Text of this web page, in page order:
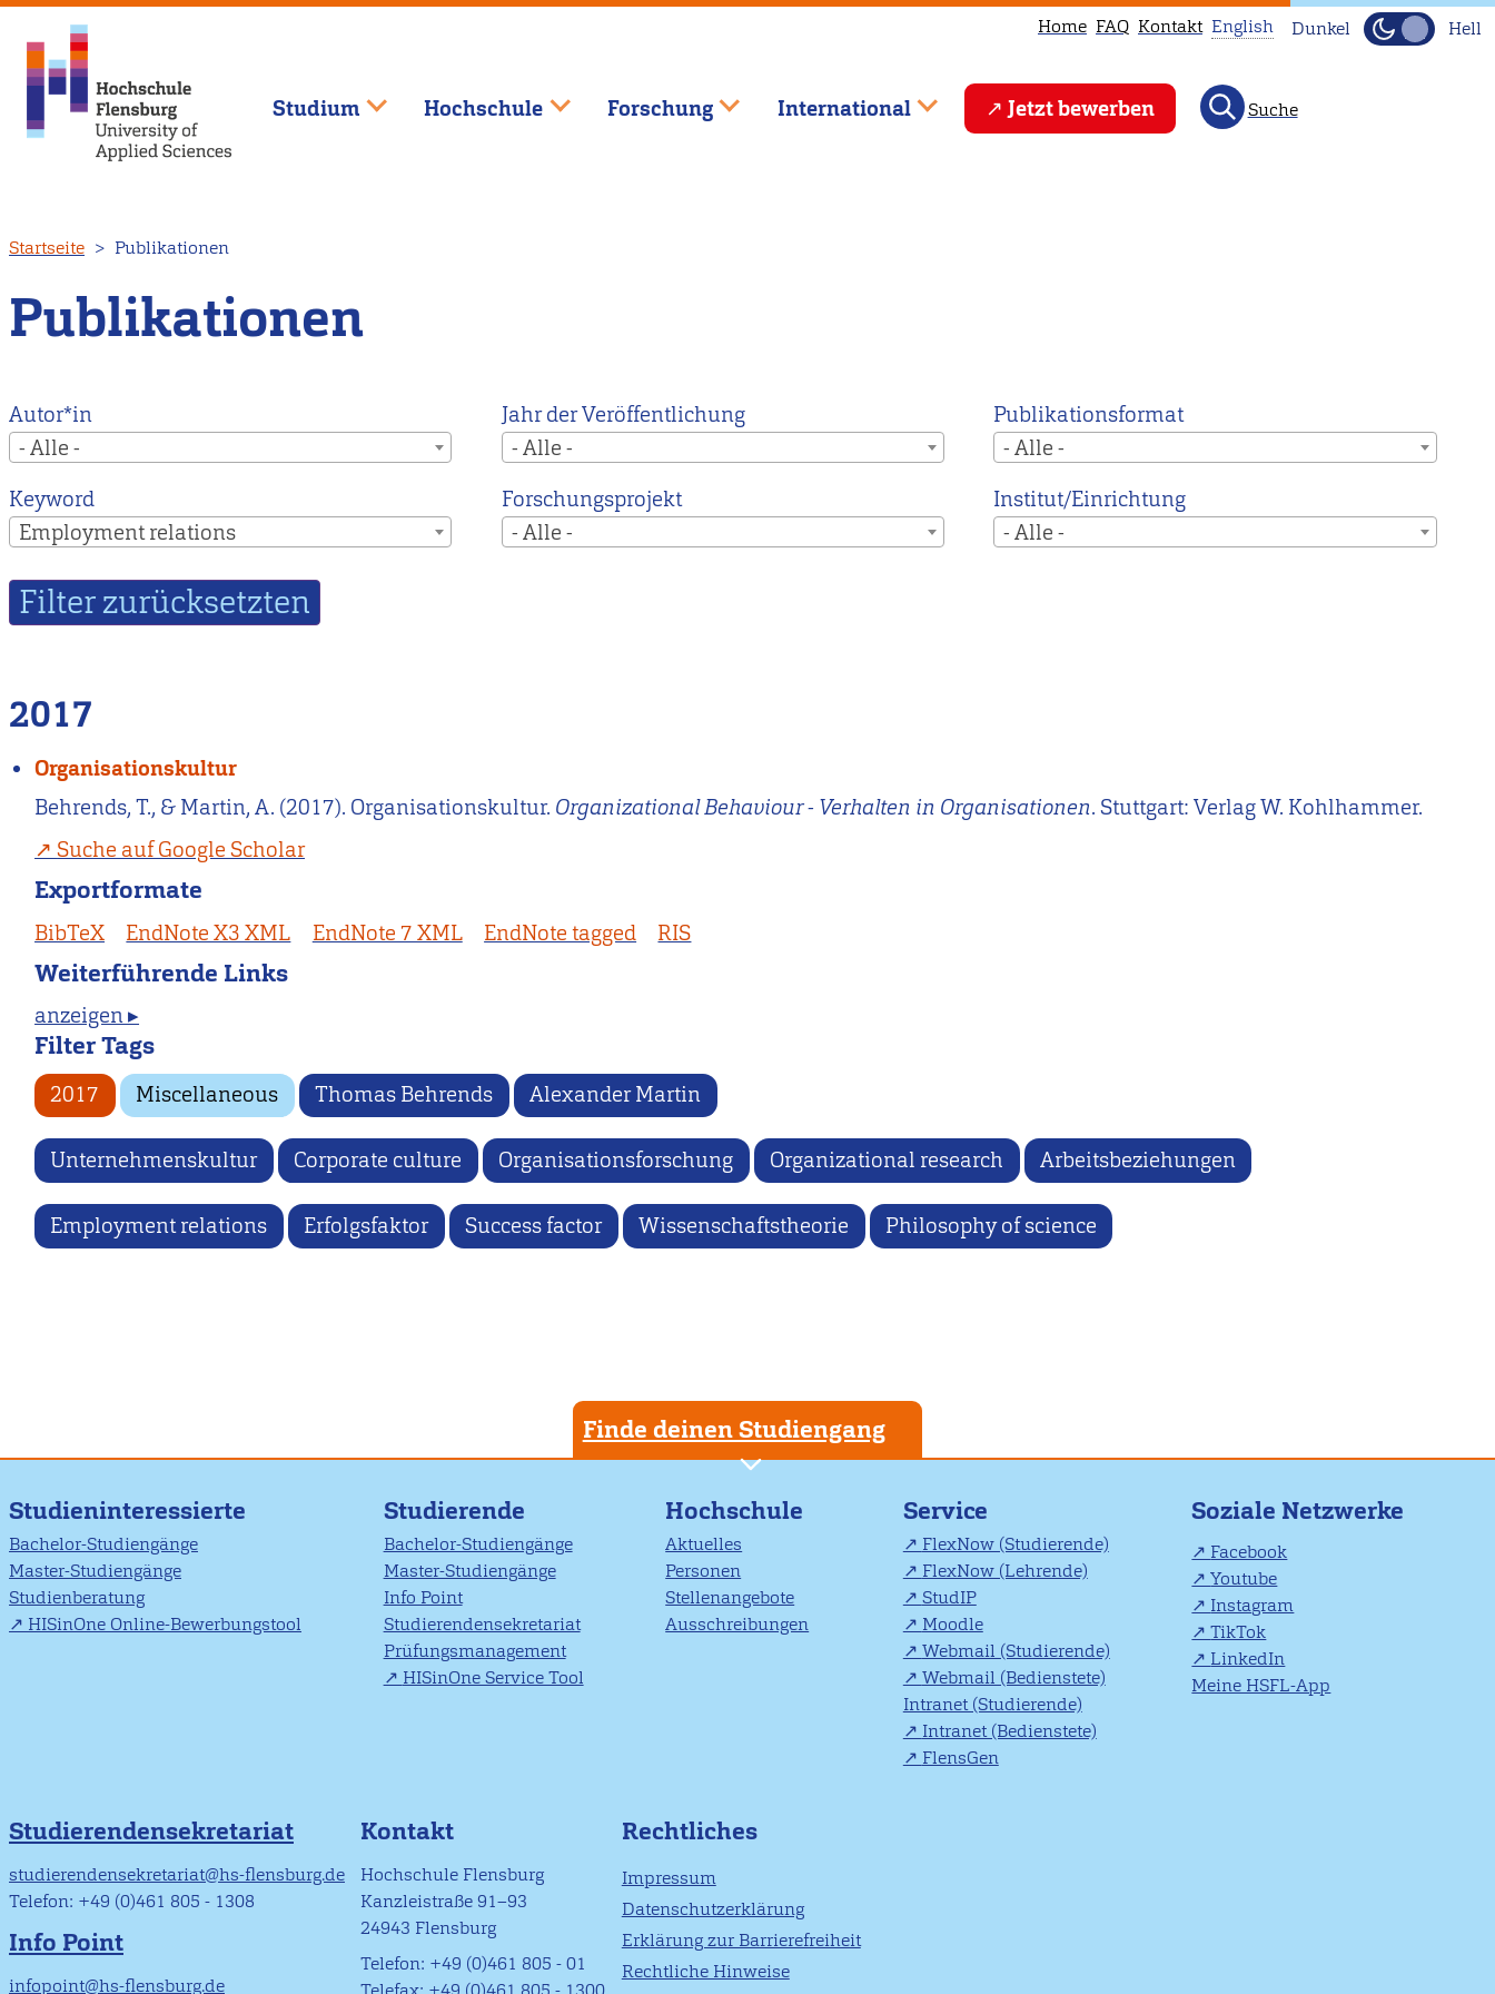
zum
Inhalt
Home FAQ Kontakt
This
page
main
page
English Dunkel Hell
Studium Hochschule Forschung International Jetzt bewerben Suche
Startseite Publikationen
Publikationen
Autor*in
- Alle -
Jahr der Veröffentlichung
- Alle -
Publikationsformat
- Alle -
Keyword
Employment relations
Forschungsprojekt
- Alle -
Institut/Einrichtung
- Alle -
2017
Organisationskultur
Behrends, T., & Martin, A. (2017). Organisationskultur. Organizational Behaviour - Verhalten in Organisationen. Stuttgart: Verlag W. Kohlhammer.
Suche auf Google Scholar
Exportformate
BibTeX EndNote X3 XML EndNote 7 XML EndNote tagged RIS
Weiterführende Links
anzeigen ▸
Filter Tags
2017 Miscellaneous Thomas Behrends Alexander Martin
Unternehmenskultur Corporate culture Organisationsforschung Organizational research Arbeitsbeziehungen
Employment relations Erfolgsfaktor Success factor Wissenschaftstheorie Philosophy of science
Finde deinen Studiengang
Studieninteressierte
Bachelor-Studiengänge
Master-Studiengänge
Studienberatung
HISinOne Online-Bewerbungstool
Studierende
Bachelor-Studiengänge
Master-Studiengänge
Info Point
Studierendensekretariat
Prüfungsmanagement
HISinOne Service Tool
Hochschule
Aktuelles
Personen
Stellenangebote
Ausschreibungen
Service
FlexNow (Studierende)
FlexNow (Lehrende)
StudIP
Moodle
Webmail (Studierende)
Webmail (Bedienstete)
Intranet (Studierende)
Intranet (Bedienstete)
FlensGen
Soziale Netzwerke
Facebook
Youtube
Instagram
TikTok
LinkedIn
Meine HSFL-App
Studierendensekretariat
studierendensekretariat@hs-flensburg.de
Telefon: +49 (0)461 805 - 1308
Info Point
infopoint@hs-flensburg.de
Kontakt
Hochschule Flensburg
Kanzleistraße 91–93
24943 Flensburg
Telefon: +49 (0)461 805 - 01
Rechtliches
Impressum
Datenschutzerklärung
Erklärung zur Barrierefreiheit
Rechtliche Hinweise